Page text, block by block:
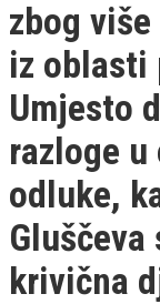
zbog
iz oblasti
Umjesto
razloge
odluke,
krivična